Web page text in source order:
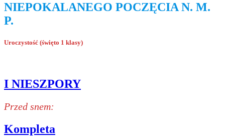
NIEPOKALANEGO POCZĘCIA N. M.
P.
Uroczystość (święto 1 klasy)
I NIESZPORY
Przed snem:
Kompleta